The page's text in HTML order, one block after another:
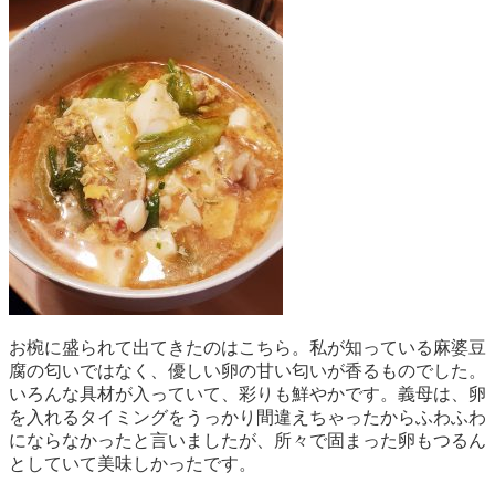
お椀に盛られて出てきたのはこちら。私が知っている麻婆豆
腐の匂いではなく、優しい卵の甘い匂いが香るものでした。
いろんな具材が入っていて、彩りも鮮やかです。義母は、卵
を入れるタイミングをうっかり間違えちゃったからふわふわ
にならなかったと言いましたが、所々で固まった卵もつるん
としていて美味しかったです。